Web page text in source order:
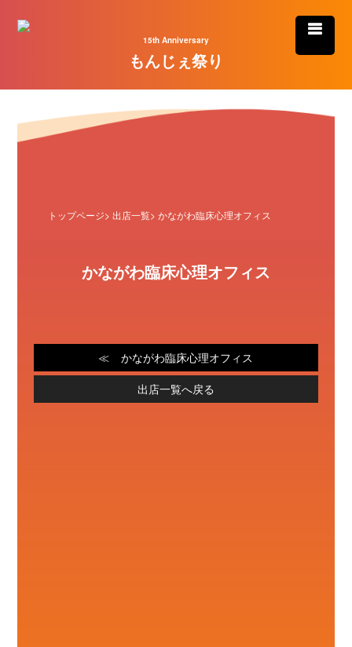
15th Anniversary
もんじぇ祭り
トップページ> 出店一覧> かながわ臨床心理オフィス
かながわ臨床心理オフィス
かながわ臨床心理オフィス
出店一覧へ戻る